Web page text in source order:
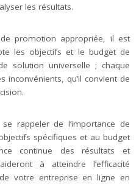
les résultats.
promotion appropriée, il est
les objectifs et le budget de
solution universelle ; chaque
qu’il convient de
rappeler de l’importance de
spécifiques et au budget
continue des résultats et
à atteindre l’efficacité
votre entreprise en ligne en